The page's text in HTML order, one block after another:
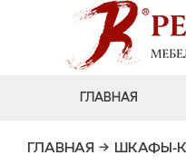
ГЛАВНАЯ
ГЛАВНАЯ → ШКАФЫ-